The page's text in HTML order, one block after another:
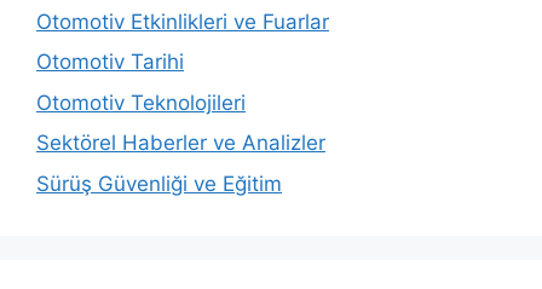
Otomotiv Etkinlikleri ve Fuarlar
Otomotiv Tarihi
Otomotiv Teknolojileri
Sektörel Haberler ve Analizler
Sürüş Güvenliği ve Eğitim